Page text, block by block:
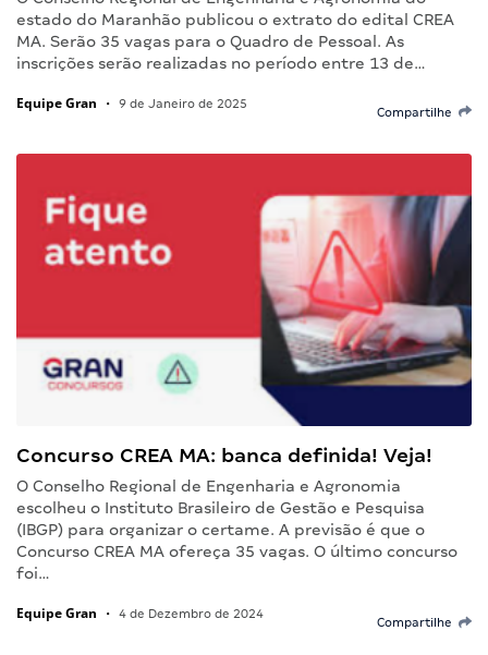
estado do Maranhão publicou o extrato do edital CREA
MA. Serão 35 vagas para o Quadro de Pessoal. As
inscrições serão realizadas no período entre 13 de…
Equipe Gran • 9 de Janeiro de 2025
Compartilhe
Concurso CREA MA: banca definida! Veja!
O Conselho Regional de Engenharia e Agronomia
escolheu o Instituto Brasileiro de Gestão e Pesquisa
(IBGP) para organizar o certame. A previsão é que o
Concurso CREA MA ofereça 35 vagas. O último concurso
foi…
Equipe Gran • 4 de Dezembro de 2024
Compartilhe